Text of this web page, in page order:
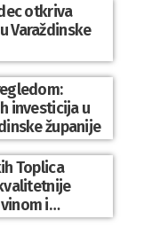
otkriva
Varaždinske
investicija u
županije
Toplica
i